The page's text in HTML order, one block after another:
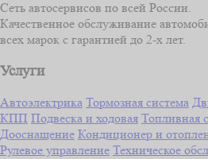
Сеть автосервисов по всей России.
Качественное обслуживание
всех марок с гарантией до 2-х лет.
Услуги
Автоэлектрика Тормозная система
КПП Подвеска и ходовая Топливная
Дооснащение Кондиционер и
Рулевое управление Техническое